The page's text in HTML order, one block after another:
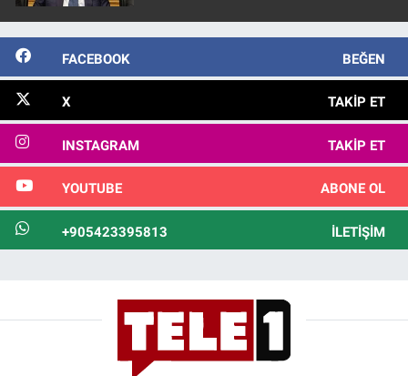
FACEBOOK BEĞEN
X TAKIP ET
INSTAGRAM TAKIP ET
YOUTUBE ABONE OL
+905423395813 İLETIŞIM